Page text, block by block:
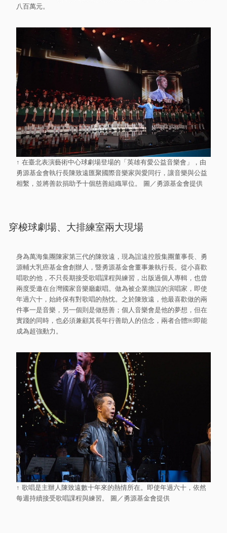
八百萬元。
↑ 在臺北表演藝術中心球劇場登場的「英雄有愛公益音樂會」，由
勇源基金會執行長陳致遠匯聚國際音樂家與愛同行，讓音樂與公益
相繫，並將善款捐助予十個慈善組織單位。 圖／勇源基金會提供
穿梭球劇場、大排練室兩大現場
身為萬海集團陳家第三代的陳致遠，現為誼遠控股集團董事長、勇
源輔大乳癌基金會創辦人，暨勇源基金會董事兼執行長。從小喜歡
唱歌的他，不只長期接受歌唱課程與練習，出版過個人專輯，也曾
兩度受邀在台灣國家音樂廳獻唱。做為被企業擔誤的演唱家，即使
年過六十，始終保有對歌唱的熱忱。之於陳致遠，他最喜歡做的兩
件事一是音樂，另一個則是做慈善；個人音樂會是他的夢想，但在
實踐的同時，也必須兼顧其長年行善助人的信念，兩者合體￼即能
成為超強動力。
↑ 歌唱是主辦人陳致遠數十年來的熱情所在。即使年過六十，依然
每週持續接受歌唱課程與練習。 圖／勇源基金會提供